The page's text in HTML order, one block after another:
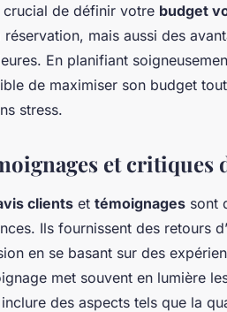
crucial de définir votre budget
réservation, mais aussi des
En planifiant
de maximiser son budget
stress.
et critiques
clients et témoignages sont
Ils fournissent des retours
en se basant sur des
met souvent en lumière
des aspects tels que la